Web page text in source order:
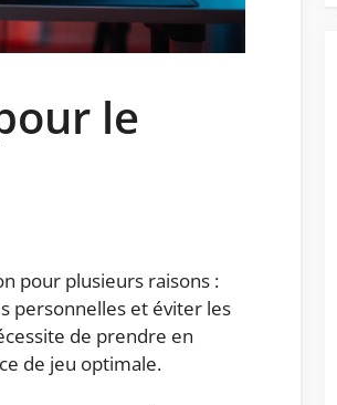
le
pour plusieurs raisons :
personnelles et éviter les
de prendre en
de jeu optimale.